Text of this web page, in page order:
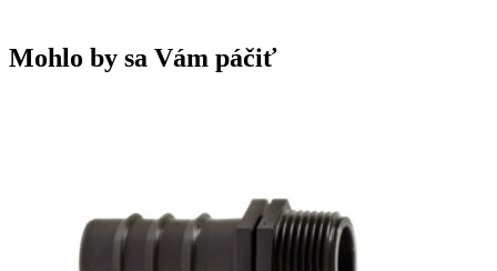
Mohlo by sa Vám páčiť